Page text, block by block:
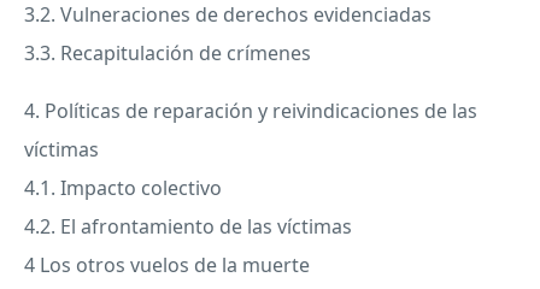
3.2. Vulneraciones de derechos evidenciadas
3.3. Recapitulación de crímenes
4. Políticas de reparación y reivindicaciones de las
víctimas
4.1. Impacto colectivo
4.2. El afrontamiento de las víctimas
4 Los otros vuelos de la muerte